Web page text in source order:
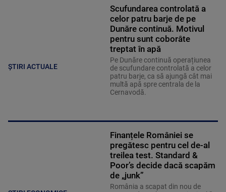
ȘTIRI ACTUALE
Scufundarea controlată a
celor patru barje de pe
Dunăre continuă. Motivul
pentru sunt coborâte
treptat în apă
Pe Dunăre continuă operațiunea
de scufundare controlată a celor
patru barje, ca să ajungă cât mai
multă apă spre centrala de la
Cernavodă.
Finanțele României se
pregătesc pentru cel de-al
treilea test. Standard &
Poor’s decide dacă scapăm
de „junk”
România a scapat din nou de